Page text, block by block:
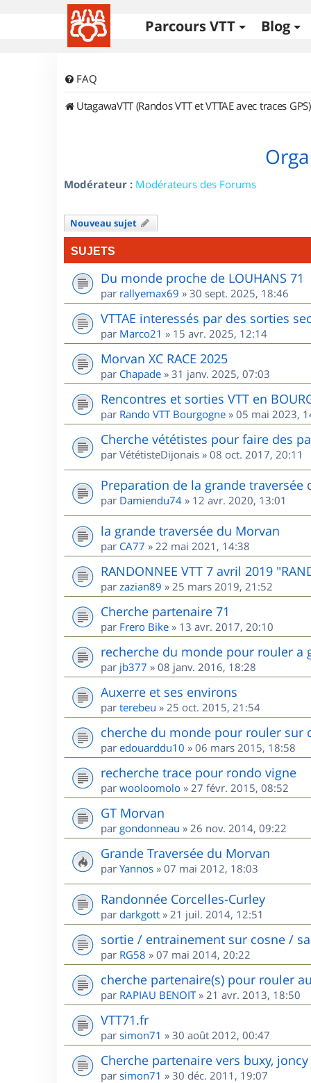
Parcours VTT Blog
FAQ
UtagawaVTT (Randos VTT et VTTAE avec traces GPS)
Modérateur : Modérateurs des Forums
Nouveau sujet
SUJETS
Du monde proche de LOUHANS 71
par rallyemax69 » 30 sept. 2025, 18:46
VTTAE interessés par des sorties
par Marco21 » 15 avr. 2025, 12:14
Morvan XC RACE 2025
par Chapade » 31 janv. 2025, 07:03
Rencontres et sorties VTT en
par Rando VTT Bourgogne » 05 mai 2023,
Cherche vététistes pour faire des
par VététisteDijonais » 08 oct. 2017, 20:11
Preparation de la grande traversée
par Damiendu74 » 12 avr. 2020, 13:01
la grande traversée du Morvan
par CA77 » 22 mai 2021, 14:38
RANDONNEE VTT 7 avril 2019
par zazian89 » 25 mars 2019, 21:52
Cherche partenaire 71
par Frero Bike » 13 avr. 2017, 20:10
recherche du monde pour rouler a
par jb377 » 08 janv. 2016, 18:28
Auxerre et ses environs
par terebeu » 25 oct. 2015, 21:54
cherche du monde pour rouler sur
par edouarddu10 » 06 mars 2015, 18:58
recherche trace pour rondo vigne
par wooloomolo » 27 févr. 2015, 08:52
GT Morvan
par gondonneau » 26 nov. 2014, 09:22
Grande Traversée du Morvan
par Yannos » 07 mai 2012, 18:03
Randonnée Corcelles-Curley
par darkgott » 21 juil. 2014, 12:51
sortie / entrainement sur cosne /
par RG58 » 07 mai 2014, 20:22
cherche partenaire(s) pour rouler
par RAPIAU BENOIT» 21 avr. 2013, 18:50
VTT71.fr
par simon71 » 30 août 2012, 00:47
Cherche partenaire vers buxy,
par simon71 » 30 déc. 2011, 19:07